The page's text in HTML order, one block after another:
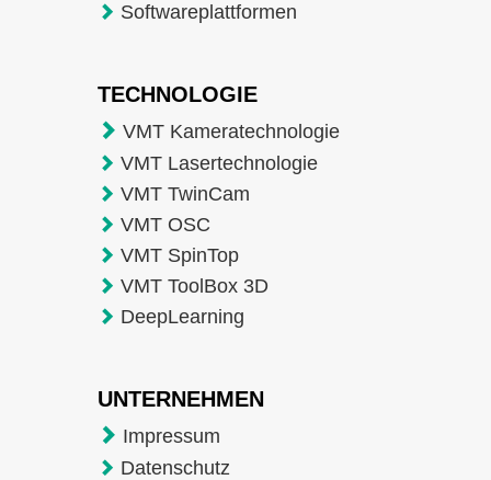
Softwareplattformen
TECHNOLOGIE
VMT Kameratechnologie
VMT Lasertechnologie
VMT TwinCam
VMT OSC
VMT SpinTop
VMT ToolBox 3D
DeepLearning
UNTERNEHMEN
Impressum
Datenschutz